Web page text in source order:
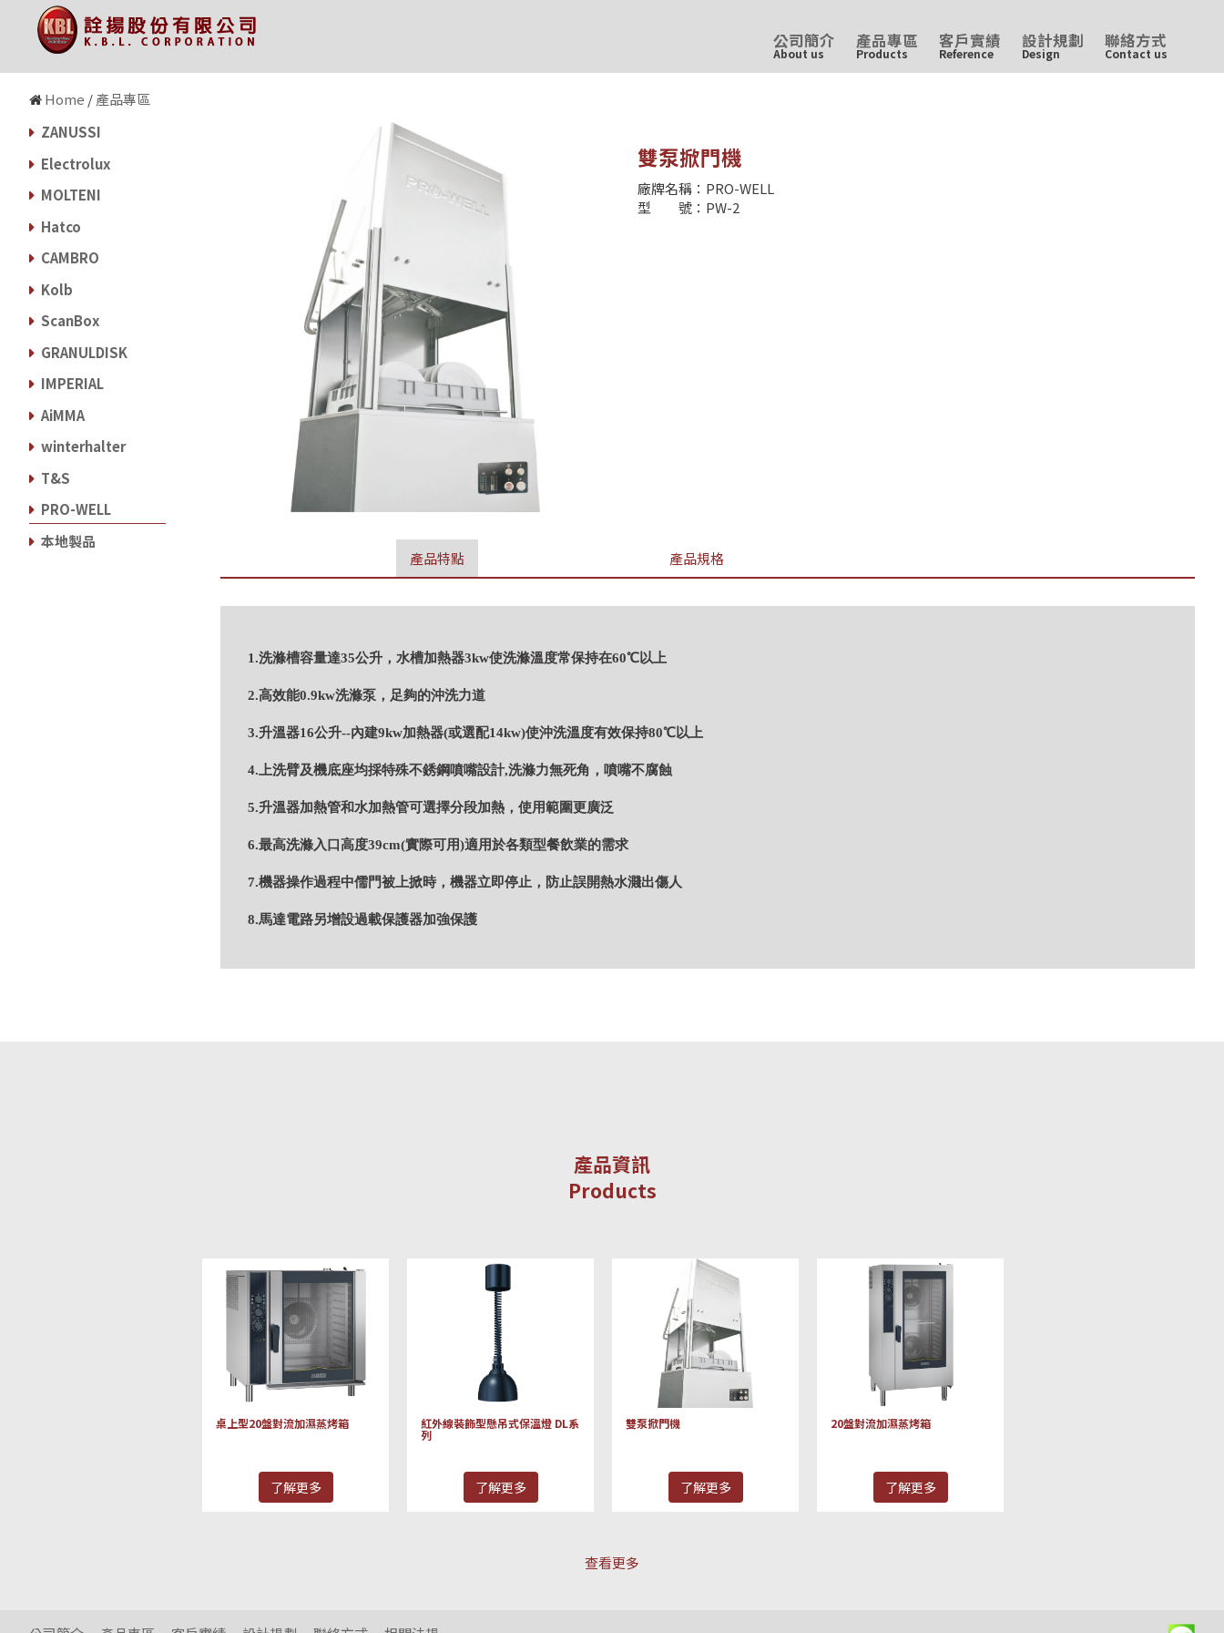
state='Y' and i=604 and ID=58
公司簡介
About us
產品專區
Products
客戶實績
Reference
設計規劃
Design
聯絡方式
Contact us
Home /產品專區
ZANUSSI
Electrolux
MOLTENI
Hatco
CAMBRO
Kolb
ScanBox
GRANULDISK
IMPERIAL
AiMMA
winterhalter
T&S
PRO-WELL
本地製品
雙泵掀門機
廠牌名稱：PRO-WELL
型 號：PW-2
產品特點 產品規格
1.洗滌槽容量達35公升，水槽加熱器3kw使洗滌溫度常保持在60℃以上
2.高效能0.9kw洗滌泵，足夠的沖洗力道
3.升溫器16公升--內建9kw加熱器(或選配14kw)使沖洗溫度有效保持80℃以上
4.上洗臂及機底座均採特殊不銹鋼噴嘴設計,洗滌力無死角，噴嘴不腐蝕
5.升溫器加熱管和水加熱管可選擇分段加熱，使用範圍更廣泛
6.最高洗滌入口高度39cm(實際可用)適用於各類型餐飲業的需求
7.機器操作過程中儒門被上掀時，機器立即停止，防止誤開熱水濺出傷人
8.馬達電路另增設過載保護器加強保護
產品資訊
Products
桌上型20盤對流加濕蒸烤箱
了解更多
紅外線裝飾型懸吊式保溫燈 DL系
列
了解更多
雙泵掀門機
了解更多
20盤對流加濕蒸烤箱
了解更多
查看更多